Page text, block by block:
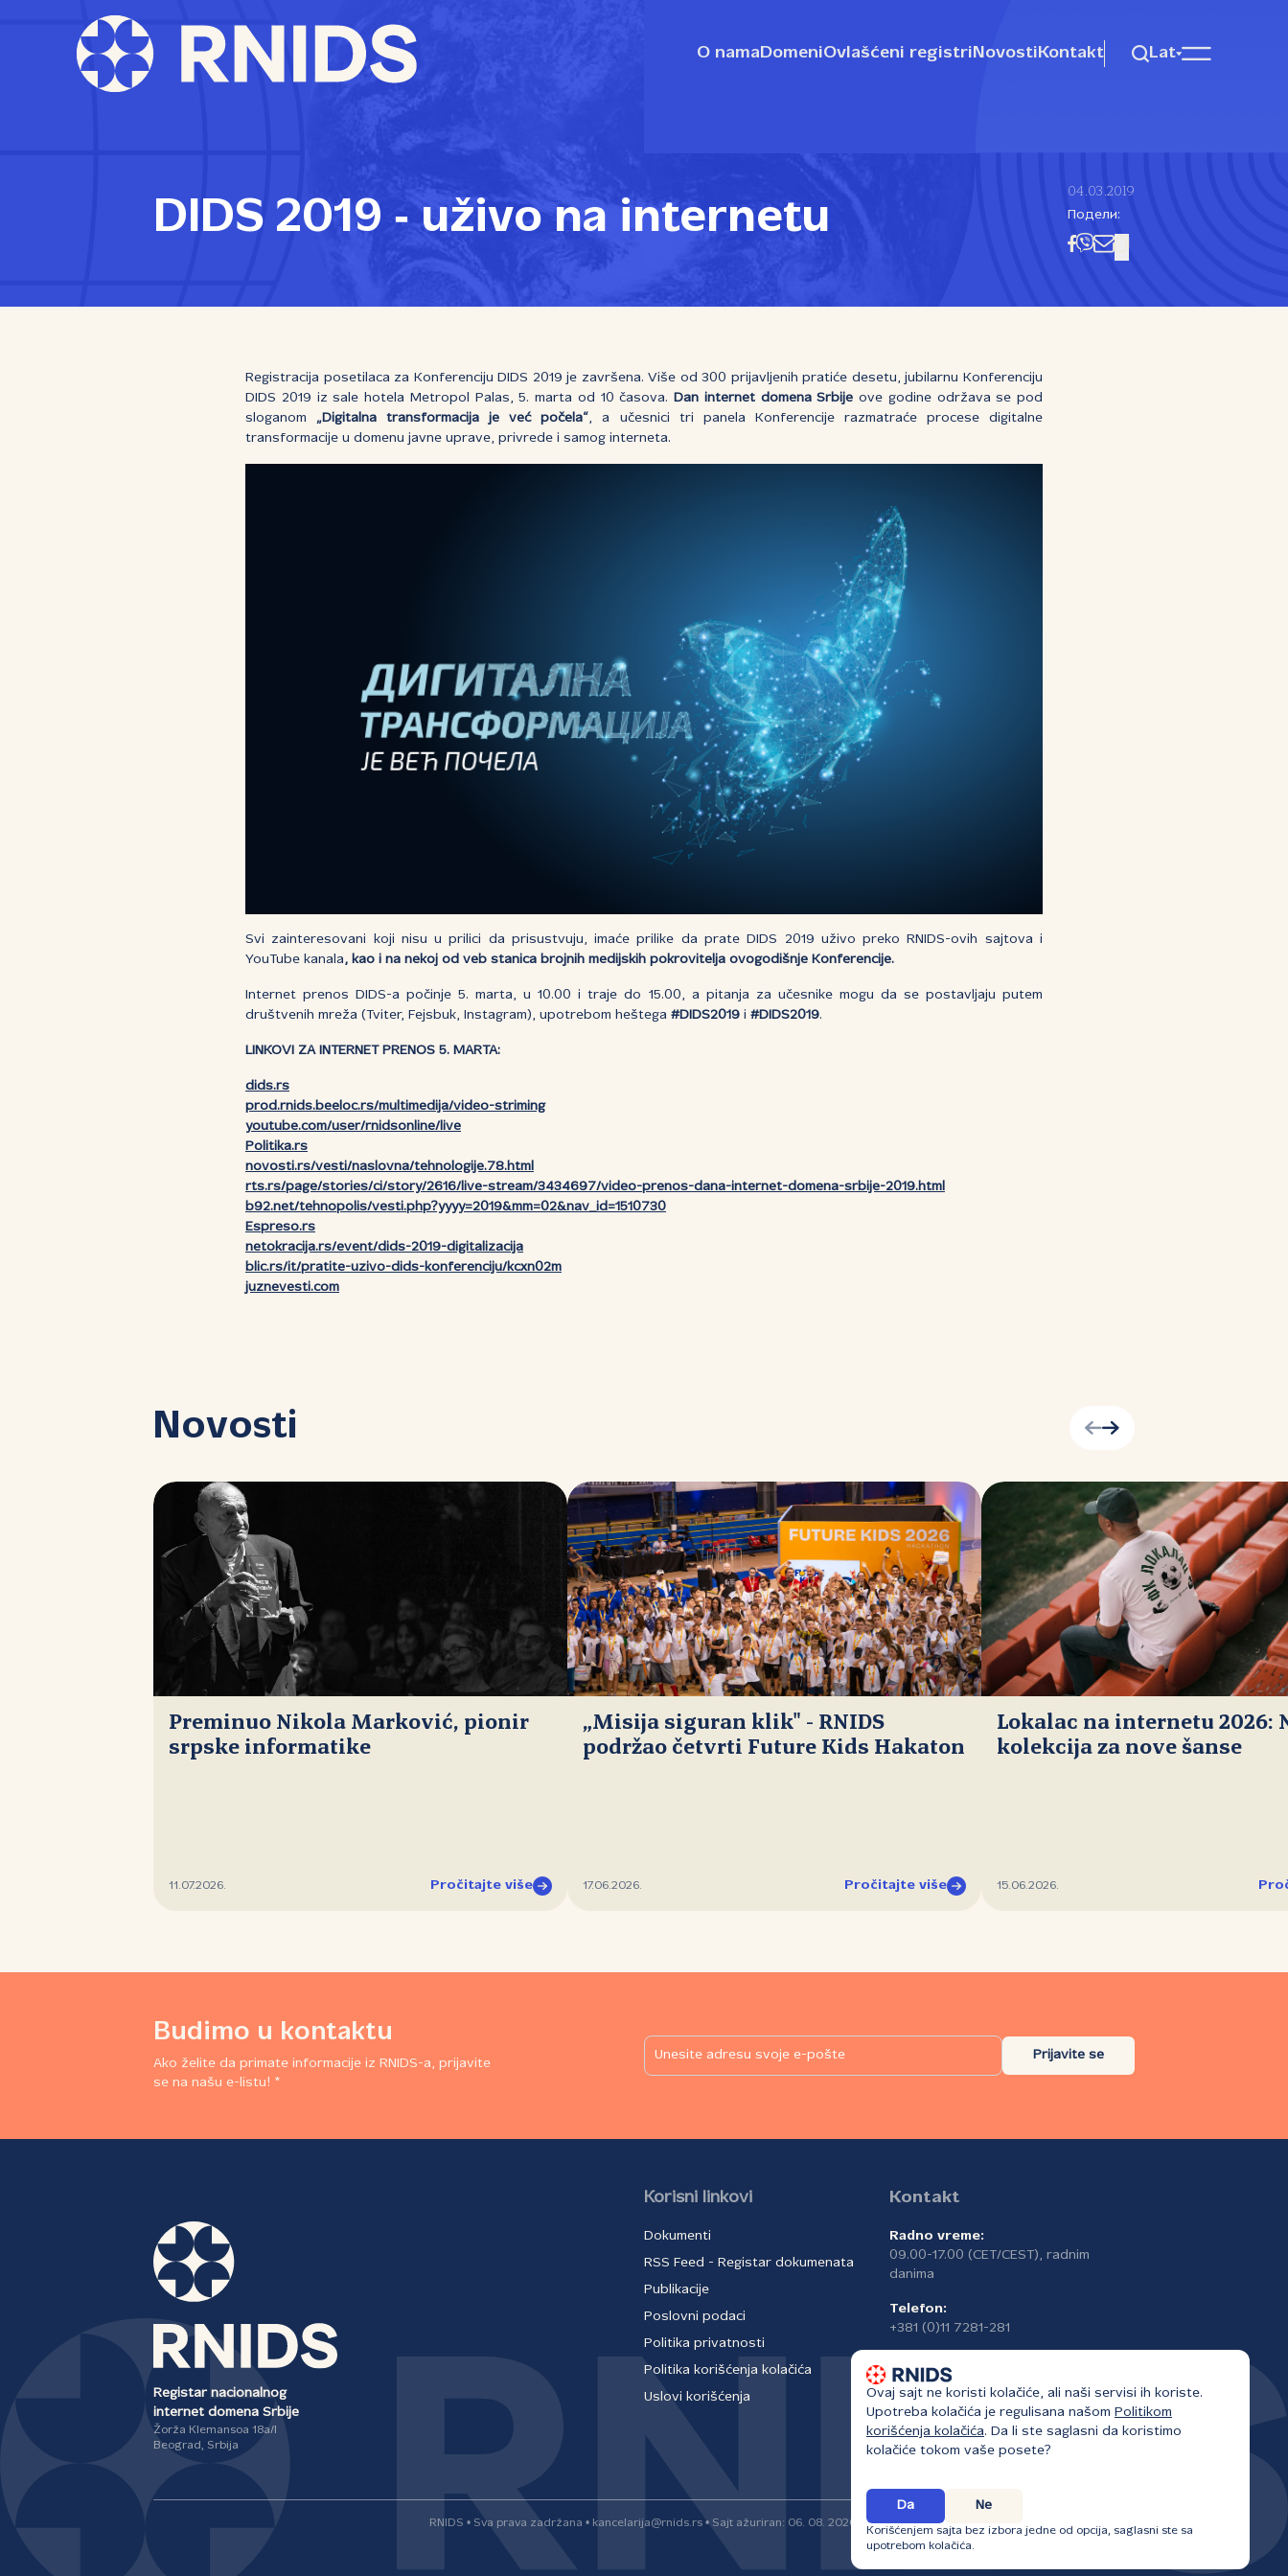
O nama DomeniOvlašćeni registri Novosti Kontakt Lat
DIDS 2019 ‑ uživo na internetu
04.03.2019
Подели:
Registracija posetilaca za Konferenciju DIDS 2019 je završena. Više od 300 prijavljenih pratiće desetu, jubilarnu Konferenciju
DIDS 2019 iz sale hotela Metropol Palas, 5. marta od 10 časova.
Dan internet domena Srbije ove godine održava se pod
sloganom „Digitalna transformacija je već počela“, a učesnici tri panela Konferencije razmatraće procese digitalne
transformacije u domenu javne uprave, privrede i samog interneta.
Svi zainteresovani koji nisu u prilici da prisustvuju, imaće prilike da prate DIDS 2019 uživo preko RNIDS-ovih sajtova i
YouTube kanala, kao i na nekoj od veb stanica brojnih medijskih pokrovitelja ovogodišnje Konferencije.
Internet prenos DIDS-a počinje 5. marta, u 10.00 i traje do 15.00, a pitanja za učesnike mogu da se postavljaju putem
društvenih mreža (Tviter, Fejsbuk, Instagram), upotrebom heštega #DIDS2019 i #D DS2019.
LINKOVI ZA INTERNET PRENOS 5. MARTA:
dids.rs
prod.rnids.beeloc.rs/multimedija/video-striming
youtube.com/user/rnidsonline/live
Politika.rs
novosti.rs/vesti/naslovna/tehnologije.78.html
rts.rs/page/stories/ci/story/2616/live-stream/3434697/video-prenos-dana-internet-domena-srbije-2019.html
b92.net/tehnopolis/vesti.php?yyyy=2019&mm=02&nav_id=1510730
Espreso.rs
netokracija.rs/event/dids-2019-digitalizacija
blic.rs/it/pratite-uzivo-dids-konferenciju/kcxn02m
juznevesti.com
Novosti
Preminuo Nikola Marković, pionir
srpske informatike
11.07.2026. Pročitajte više
„Misija siguran klik" - RNIDS
podržao četvrti Future Kids Hakaton
17.06.2026. Pročitajte više
Lokalac na internetu 2026:
kolekcija za nove šanse
15.06.2026.
Budimo u kontaktu
Ako želite da primate informacije iz RNIDS-a, prijavite
se na našu e-listu! *
Prijavite se
Registar nacionalnog
internet domena Srbije
Žorža Klemansoa 18a/I
Beograd, Srbija
Korisni linkovi
Dokumenti
RSS Feed - Registar dokumenata
Publikacije
Poslovni podaci
Politika privatnosti
Politika korišćenja kolačića
Uslovi korišćenja
Kontakt
Radno vreme:
09.00-17.00 (CET/CEST), radnim
danima
Telefon:
+381 (0)11 7281-281
RNIDS • Sva prava zadržana • kancelarija@rnids.rs • Sajt ažuriran: 06. 08. 2026.
Ovaj sajt ne koristi kolačiće, ali naši servisi ih koriste.
Upotreba kolačića je regulisana našom Politikom
korišćenja kolačića. Da li ste saglasni da koristimo
kolačiće tokom vaše posete?
Da Ne
Korišćenjem sajta bez izbora jedne od opcija, saglasni ste sa
upotrebom kolačića.